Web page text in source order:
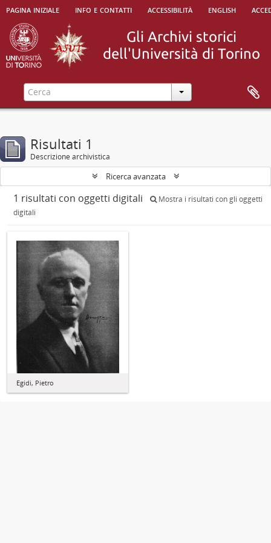
pagina iniziale info e contatti accessibilità english
Risultati 1
Descrizione archivistica
Ricerca avanzata
1 risultati con oggetti digitali
Mostra i risultati con gli oggetti
digitali
Egidi, Pietro